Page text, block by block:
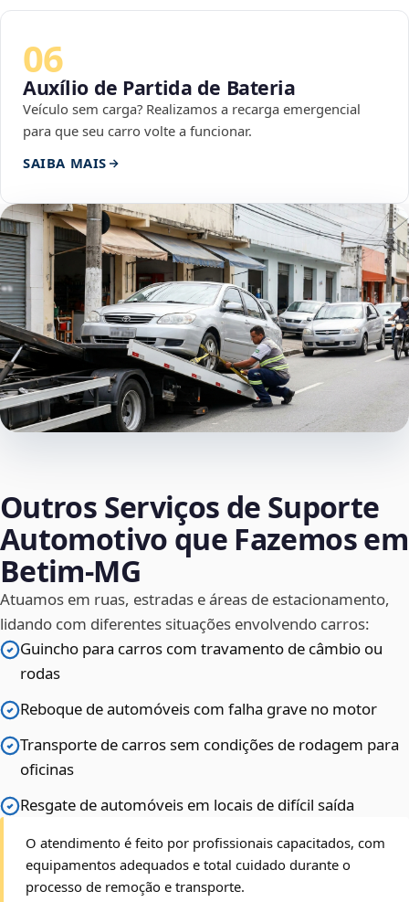
06
Auxílio de Partida de Bateria
Veículo sem carga? Realizamos a recarga emergencial
para que seu carro volte a funcionar.
SAIBA MAIS
Outros Serviços de Suporte
Automotivo que Fazemos em
Betim‑MG
Atuamos em ruas, estradas e áreas de estacionamento,
lidando com diferentes situações envolvendo carros:
Guincho para carros com travamento de câmbio ou
rodas
Reboque de automóveis com falha grave no motor
Transporte de carros sem condições de rodagem para
oficinas
Resgate de automóveis em locais de difícil saída
O atendimento é feito por profissionais capacitados, com
equipamentos adequados e total cuidado durante o
processo de remoção e transporte.